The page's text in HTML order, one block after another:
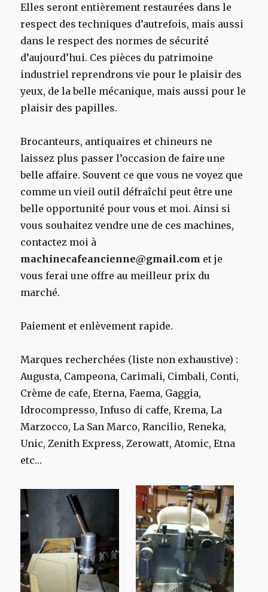
Elles seront entièrement restaurées dans le
respect des techniques d’autrefois, mais aussi
dans le respect des normes de sécurité
d’aujourd’hui. Ces pièces du patrimoine
industriel reprendrons vie pour le plaisir des
yeux, de la belle mécanique, mais aussi pour le
plaisir des papilles.
Brocanteurs, antiquaires et chineurs ne
laissez plus passer l’occasion de faire une
belle affaire. Souvent ce que vous ne voyez que
comme un vieil outil défraîchi peut être une
belle opportunité pour vous et moi. Ainsi si
vous souhaitez vendre une de ces machines,
contactez moi à
machinecafeancienne@gmail.com et je
vous ferai une offre au meilleur prix du
marché.
Paiement et enlèvement rapide.
Marques recherchées (liste non exhaustive) :
Augusta, Campeona, Carimali, Cimbali, Conti,
Crème de cafe, Eterna, Faema, Gaggia,
Idrocompresso, Infuso di caffe, Krema, La
Marzocco, La San Marco, Rancilio, Reneka,
Unic, Zenith Express, Zerowatt, Atomic, Etna
etc…